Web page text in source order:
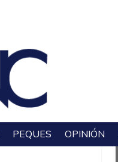
PEQUES OPINIÓN